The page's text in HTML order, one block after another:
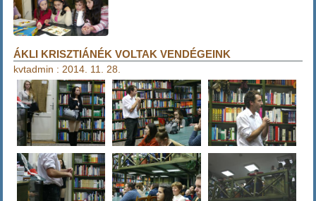
ÁKLI KRISZTIÁNÉK VOLTAK VENDÉGEINK
kvtadmin : 2014. 11. 28.